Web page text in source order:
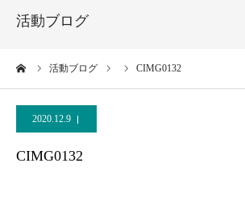
活動ブログ
活動ブログ CIMG0132
2020.12.9
CIMG0132